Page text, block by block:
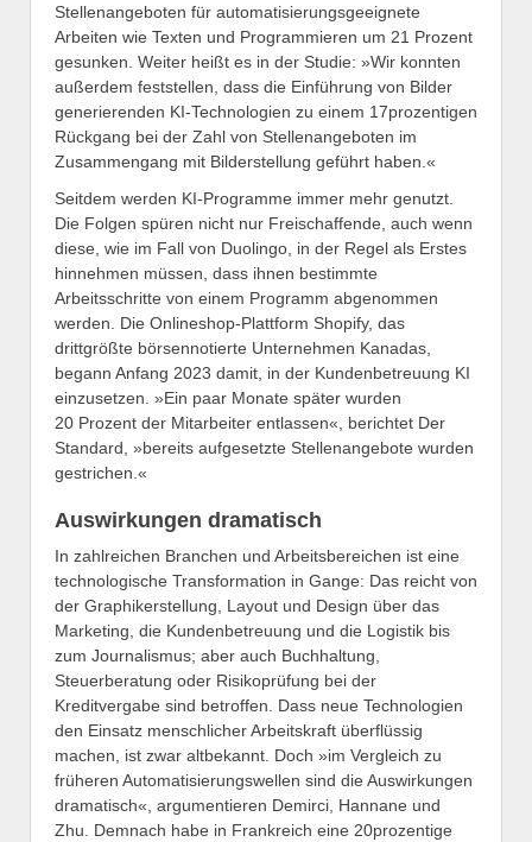
Stellenangeboten für automatisierungsgeeignete
Arbeiten wie Texten und Programmieren um 21 Prozent
gesunken. Weiter heißt es in der Studie: »Wir konnten
außerdem feststellen, dass die Einführung von Bilder
generierenden KI-Technologien zu ­einem 17prozentigen
Rückgang bei der Zahl von Stellenangeboten im
Zusammengang mit Bilderstellung geführt haben.«
Seitdem werden KI-Programme immer mehr genutzt.
Die Folgen spüren nicht nur Freischaffende, auch wenn
diese, wie im Fall von Duolingo, in der Regel als Erstes
hinnehmen müssen, dass ihnen bestimmte
Arbeitsschritte von einem Programm abgenommen
werden. Die Onlineshop-Plattform Shopify, das
drittgrößte börsennotierte Unternehmen Kanadas,
begann Anfang 2023 damit, in der Kundenbetreuung KI
einzusetzen. »Ein paar Monate später wurden
20 Prozent der Mitarbeiter entlassen«, berichtet Der
Standard, »bereits aufgesetzte Stellenangebote wurden
gestrichen.«
Auswirkungen dramatisch
In zahlreichen Branchen und Arbeitsbereichen ist eine
technologische Transformation in Gange: Das reicht von
der Graphikerstellung, Layout und Design über das
Marketing, die Kundenbetreuung und die Logistik bis
zum Journalismus; aber auch Buchhaltung,
Steuerberatung oder Risikoprüfung bei der
Kreditvergabe sind betroffen. Dass neue Technologien
den Einsatz menschlicher Arbeitskraft überflüssig
machen, ist zwar altbekannt. Doch »im Vergleich zu
früheren Automatisierungswellen sind die Auswirkungen
dramatisch«, argumentieren Demirci, Hannane und
Zhu. Demnach habe in Frankreich eine 20prozentige